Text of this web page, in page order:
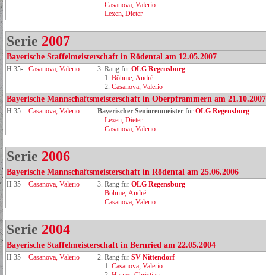
Casanova, Valerio
Lexen, Dieter
Serie 2007
Bayerische Staffelmeisterschaft in Rödental am 12.05.2007
H 35- Casanova, Valerio 3. Rang für OLG Regensburg
1. Böhme, André
2. Casanova, Valerio
Bayerische Mannschaftsmeisterschaft in Oberpframmern am 21.10.2007
H 35- Casanova, Valerio Bayerischer Seniorenmeister für OLG Regensburg
Lexen, Dieter
Casanova, Valerio
Serie 2006
Bayerische Mannschaftsmeisterschaft in Rödental am 25.06.2006
H 35- Casanova, Valerio 3. Rang für OLG Regensburg
Böhme, André
Casanova, Valerio
Serie 2004
Bayerische Staffelmeisterschaft in Bernried am 22.05.2004
H 35- Casanova, Valerio 2. Rang für SV Nittendorf
1. Casanova, Valerio